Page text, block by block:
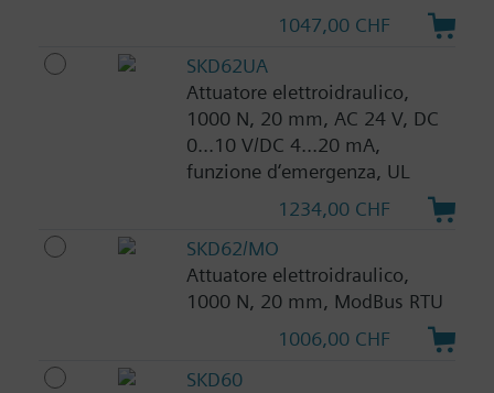
1047,00 CHF
SKD62UA
Attuatore elettroidraulico,
1000 N, 20 mm, AC 24 V, DC
0...10 V/DC 4...20 mA,
funzione d‘emergenza, UL
1234,00 CHF
SKD62/MO
Attuatore elettroidraulico,
1000 N, 20 mm, ModBus RTU
1006,00 CHF
SKD60